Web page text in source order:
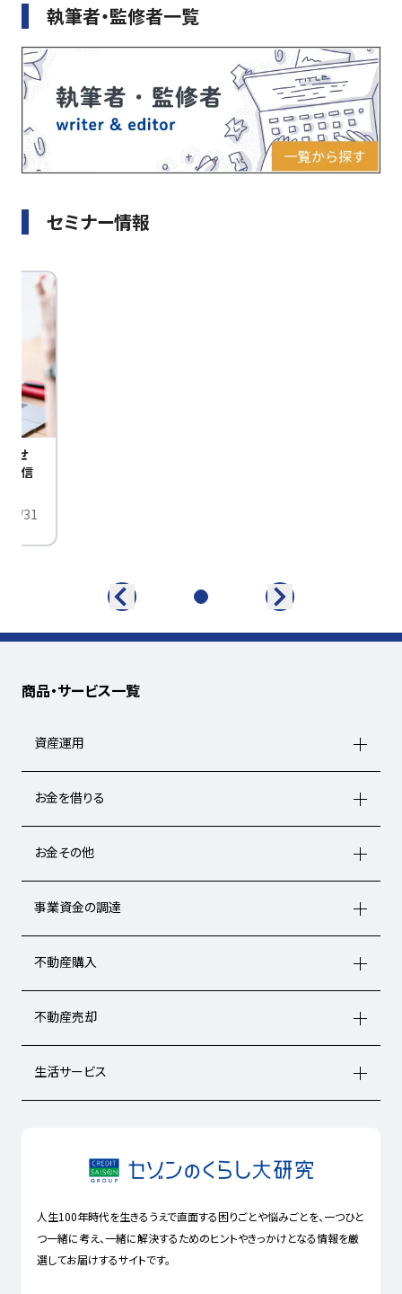
執筆者・監修者一覧
セミナー情報
ませ
配信
31
商品・サービス一覧
資産運用
お金を借りる
お金その他
事業資金の調達
不動産購入
不動産売却
生活サービス
人生100年時代を生きるうえで直面する困りごとや悩みごとを、一つひと
つ一緒に考え、一緒に解決するためのヒントやきっかけとなる情報を厳
選してお届けするサイトです。